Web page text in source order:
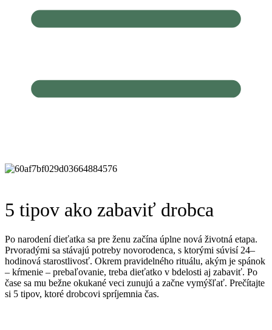
5 tipov ako zabaviť drobca
Po narodení dieťatka sa pre ženu začína úplne nová životná etapa.
Prvoradými sa stávajú potreby novorodenca, s ktorými súvisí 24–
hodinová starostlivosť. Okrem pravidelného rituálu, akým je spánok
– kŕmenie – prebaľovanie, treba dieťatko v bdelosti aj zabaviť. Po
čase sa mu bežne okukané veci zunujú a začne vymýšľať. Prečítajte
si 5 tipov, ktoré drobcovi spríjemnia čas.